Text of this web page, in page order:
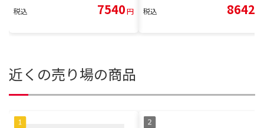
税込 7540円 税込 8642
近くの売り場の商品